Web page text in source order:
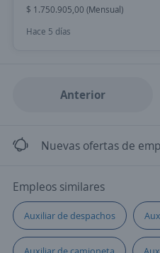
$ 1.750.905,00 (Mensual)
Hace 5 días
Anterior
Nuevas ofertas de
Empleos similares
Auxiliar de despachos